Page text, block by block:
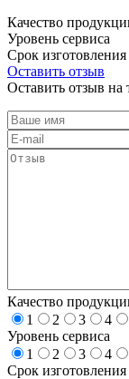
Качество
Уровень сервиса
Срок изготовления
Оставить отзыв
Оставить отзыв на
Качество
1
2 3 4
Уровень сервиса
1
2 3 4
Срок изготовления